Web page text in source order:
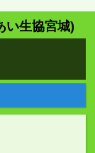
い生協宮城)